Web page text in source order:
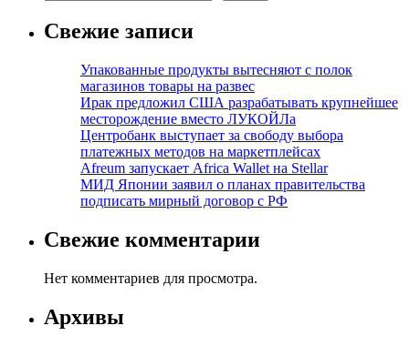
Свежие записи
Упакованные продукты вытесняют с полок
магазинов товары на развес
Ирак предложил США разрабатывать крупнейшее
месторождение вместо ЛУКОЙЛа
Центробанк выступает за свободу выбора
платежных методов на маркетплейсах
Afreum запускает Africa Wallet на Stellar
МИД Японии заявил о планах правительства
подписать мирный договор с РФ
Свежие комментарии
Нет комментариев для просмотра.
Архивы